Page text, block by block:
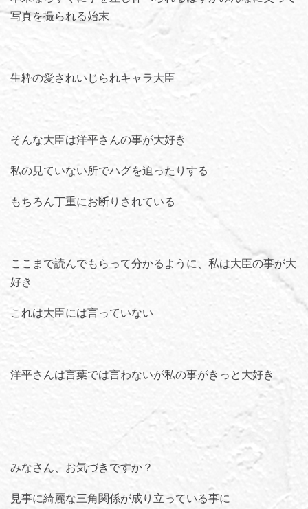
写真を撮られる始末
生粋の愛されいじられキャラ大臣
そんな大臣は洋平さんの事が大好き
私の見ていない所でハグを迫ったりする
もちろん丁重にお断りされている
ここまで読んでもらって分かるように、私は大臣の事が大
好き
これは大臣には言っていない
洋平さんは言葉では言わないが私の事がきっと大好き
みなさん、お気づきですか？
見事に綺麗な三角関係が成り立っている事に